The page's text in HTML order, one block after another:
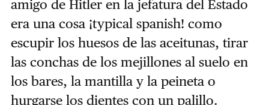
amigo de Hitler en la jefatura del Estado
era una cosa ¡typical spanish! como
escupir los huesos de las aceitunas, tirar
las conchas de los mejillones al suelo en
los bares, la mantilla y la peineta o
hurgarse los dientes con un palillo.